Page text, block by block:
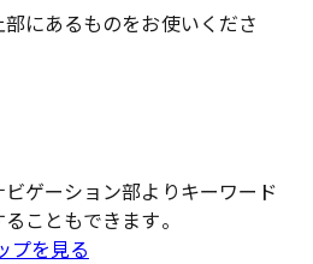
にあるものをお使いくださ
ゲーション部よりキーワード
こともできます。
プを見る